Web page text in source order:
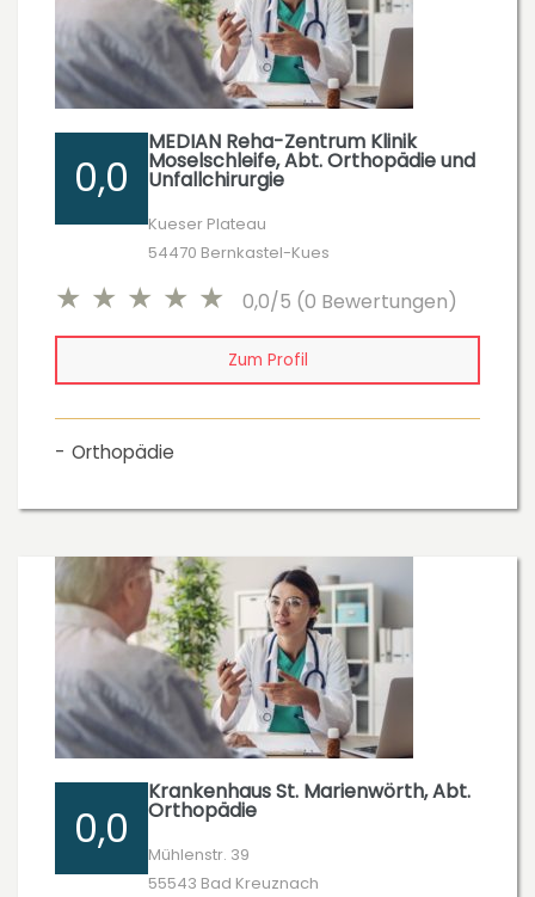
0,0
MEDIAN Reha-Zentrum Klinik
Moselschleife, Abt. Orthopädie und
Unfallchirurgie
Kueser Plateau
54470 Bernkastel-Kues
0,0/5 (0 Bewertungen)
Zum Profil
Orthopädie
0,0
Krankenhaus St. Marienwörth, Abt.
Orthopädie
Mühlenstr. 39
55543 Bad Kreuznach